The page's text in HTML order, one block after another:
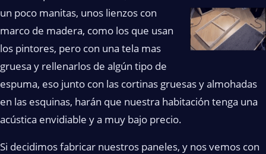
un poco manitas, unos lienzos con
marco de madera, como los que usan
los pintores, pero con una tela mas
gruesa y rellenarlos de algún tipo de
espuma, eso junto con las cortinas gruesas y almohadas
en las esquinas, harán que nuestra habitación tenga una
acústica envidiable y a muy bajo precio.
Si decidimos fabricar nuestros paneles, y nos vemos con